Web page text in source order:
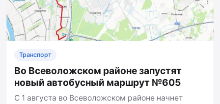
Транспорт
Во Всеволожском районе запустят
новый автобусный маршрут №605
С 1 августа во Всеволожском районе начнет